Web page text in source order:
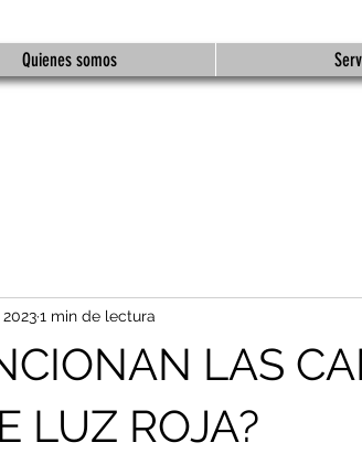
Quienes somos
LAS
LUZ ROJA?
1 min de lectura